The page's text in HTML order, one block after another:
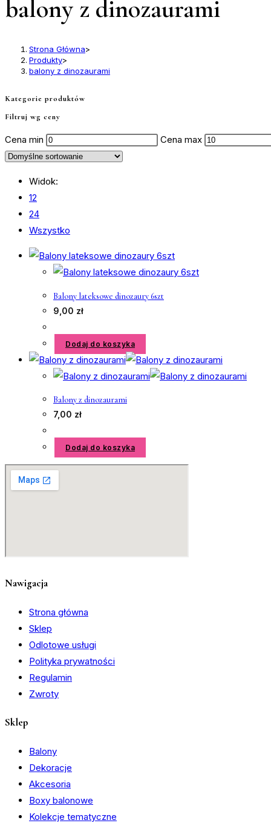
balony z dinozaurami
Strona Główna>
Produkty>
balony z dinozaurami
Widok:
12
24
Wszystko
Balony lateksowe dinozaury 6szt
9,00 zł
Dodaj do koszyka
Balony z dinozaurami
7,00 zł
Dodaj do koszyka
Kategorie produktów
Filtruj wg ceny
Cena min Cena max
Nawigacja
Strona główna
Sklep
Odlotowe usługi
Polityka prywatności
Regulamin
Zwroty
Sklep
Balony
Dekoracje
Akcesoria
Boxy balonowe
Kolekcje tematyczne